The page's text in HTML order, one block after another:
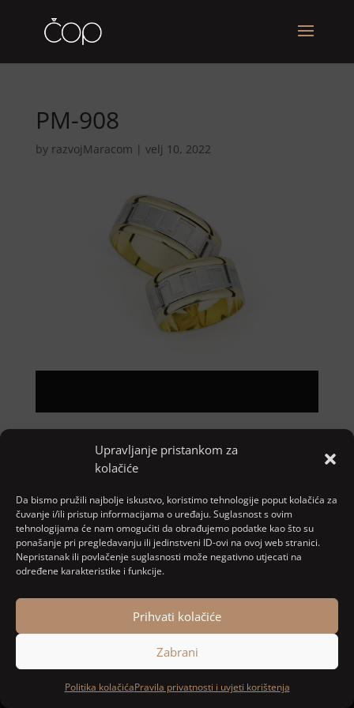
Upravljanje pristankom za
kolačiće
Da bismo pružili najbolje iskustvo, koristimo tehnologije poput kolačića za
čuvanje i/ili pristup informacijama o uređaju. Suglasnost s ovim
tehnologijama će nam omogućiti da obrađujemo podatke kao što su
ponašanje pri pregledavanju ili jedinstveni ID-ovi na ovoj web stranici.
Nepristanak ili povlačenje suglasnosti može negativno utjecati na
određene karakteristike i funkcije.
Prihvati kolačiće
Zabrani
Politika kolačićaPravila privatnosti i uvjeti korištenja
PM-908
by razvojMaracom | velj 10, 2022
Nove objave
Najnoviji komentari
Nema komentara za prikaz.
Designed and developed by